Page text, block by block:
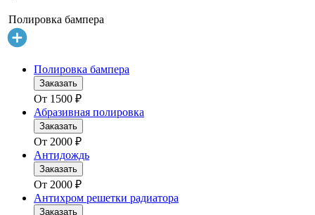
Полировка бампера
Полировка бампера
Заказать
От 1500 ₽
Абразивная полировка
Заказать
От 2000 ₽
Антидождь
Заказать
От 2000 ₽
Антихром решетки радиатора
Заказать